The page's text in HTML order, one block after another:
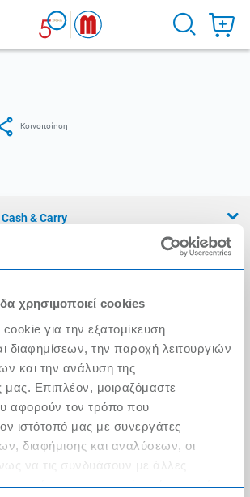
χρησιμοποιεί cookies
για την εξατομίκευση
διαφημίσεων, την παροχή λειτουργιών
και την ανάλυση της
μας. Επιπλέον, μοιραζόμαστε
αφορούν τον τρόπο που
ιστότοπό μας με συνεργάτες
διαφήμισης και αναλύσεων, οι
να τις συνδυάσουν με άλλες
τους έχετε παραχωρήσει ή τις οποίες
Home
& Carry
& Carry
δίπλα σας
Ευθύνη